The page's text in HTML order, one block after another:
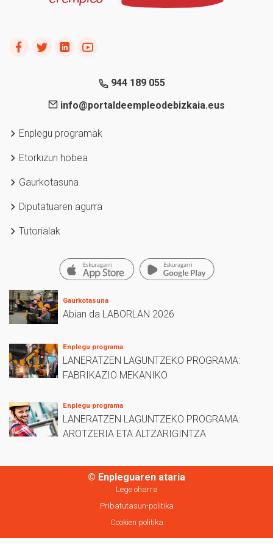
944 189 055
info@portaldeempleodebizkaia.eus
Enplegu programak
Etorkizun hobea
Gaurkotasuna
Diputatuaren agurra
Tutorialak
Gaurkotasuna
Abian da LABORLAN 2026
Enplegu programa
LANERATZEN LAGUNTZEKO PROGRAMA:
FABRIKAZIO MEKANIKO
Enplegu programa
LANERATZEN LAGUNTZEKO PROGRAMA:
AROTZERIA ETA ALTZARIGINTZA
© Enpleguaren ataria
Lege oharra
Pribatutasun-politika
Cookien politika